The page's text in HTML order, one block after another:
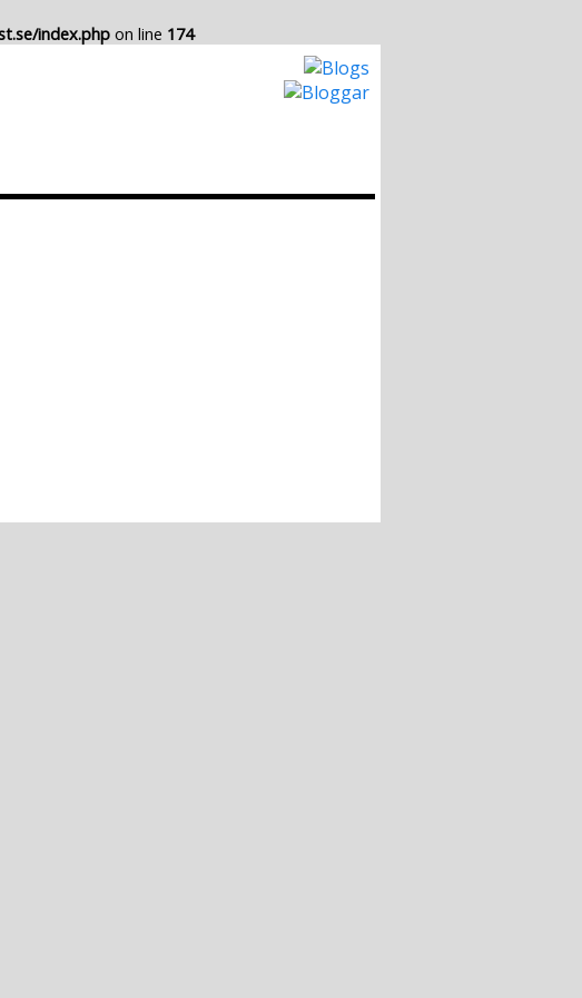
index.phpon line 174